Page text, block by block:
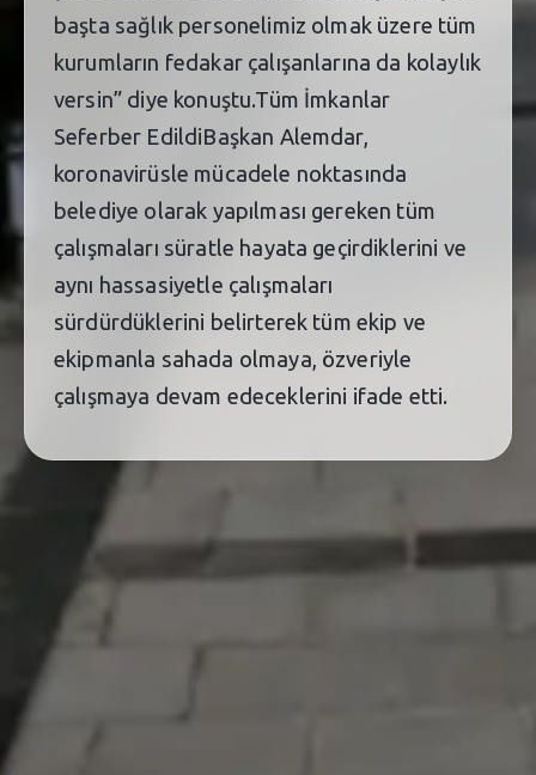
başta sağlık personelimiz olmak üzere tüm
kurumların fedakar çalışanlarına da kolaylık
versin” diye konuştu.Tüm İmkanlar
Seferber EdildiBaşkan Alemdar,
koronavirüsle mücadele noktasında
belediye olarak yapılması gereken tüm
çalışmaları süratle hayata geçirdiklerini ve
aynı hassasiyetle çalışmaları
sürdürdüklerini belirterek tüm ekip ve
ekipmanla sahada olmaya, özveriyle
çalışmaya devam edeceklerini ifade etti.